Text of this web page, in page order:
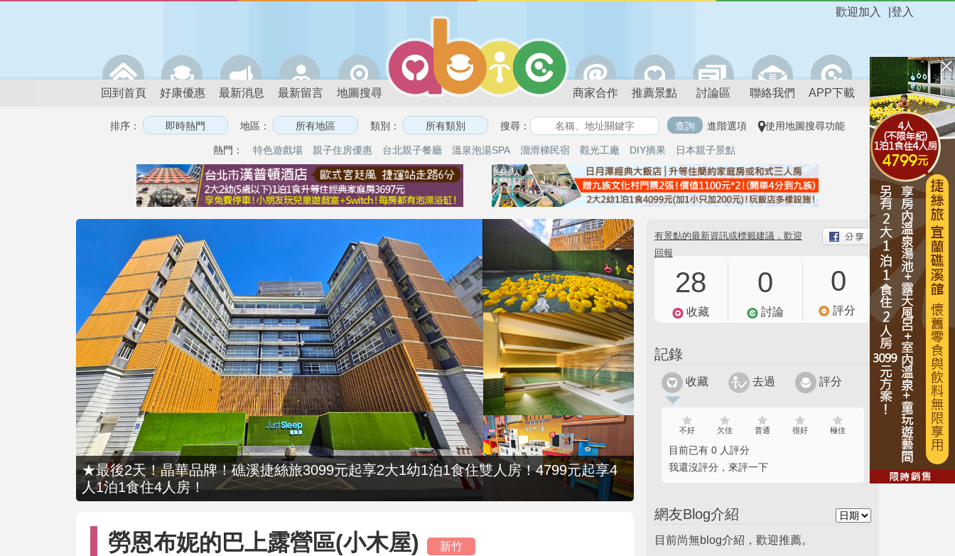
登入
歡迎加入
回到首頁 好康優惠 最新消息 最新留言 地圖搜尋 商家合作 推薦景點 討論區 聯絡我們 APP下載
排序： 地區： 類別： 搜尋： 進階選項 使用地圖搜尋功能
熱門： 特色遊戲場 親子住房優惠 台北親子餐廳 溫泉泡湯SPA 溜滑梯民宿 觀光工廠 DIY摘果 日本親子景點
★最後2天！晶華品牌！礁溪捷絲旅3099元起享2大1幼1泊1食住雙人房！4799元起享4
人1泊1食住4人房！
勞恩布妮的巴上露營區(小木屋) 新竹
有景點的最新資訊或標籤建議，歡迎
回報
28
收藏
0
討論
0
評分
記錄
收藏 去過 評分
不好 欠佳 普通 很好 極佳
目前已有 0 人評分
我還沒評分，來評一下
網友Blog介紹
目前尚無blog介紹，歡迎推薦。